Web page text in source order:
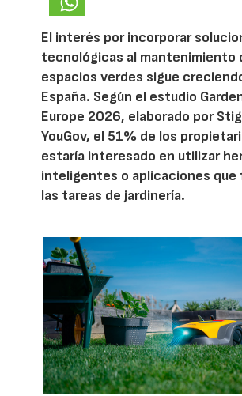
El interés por incorporar
tecnológicas al mantenimiento
espacios verdes sigue
España. Según el estudio
Europe 2026, elaborado por
YouGov, el 51% de los
estaría interesado en utilizar
inteligentes o aplicaciones
las tareas de jardinería.